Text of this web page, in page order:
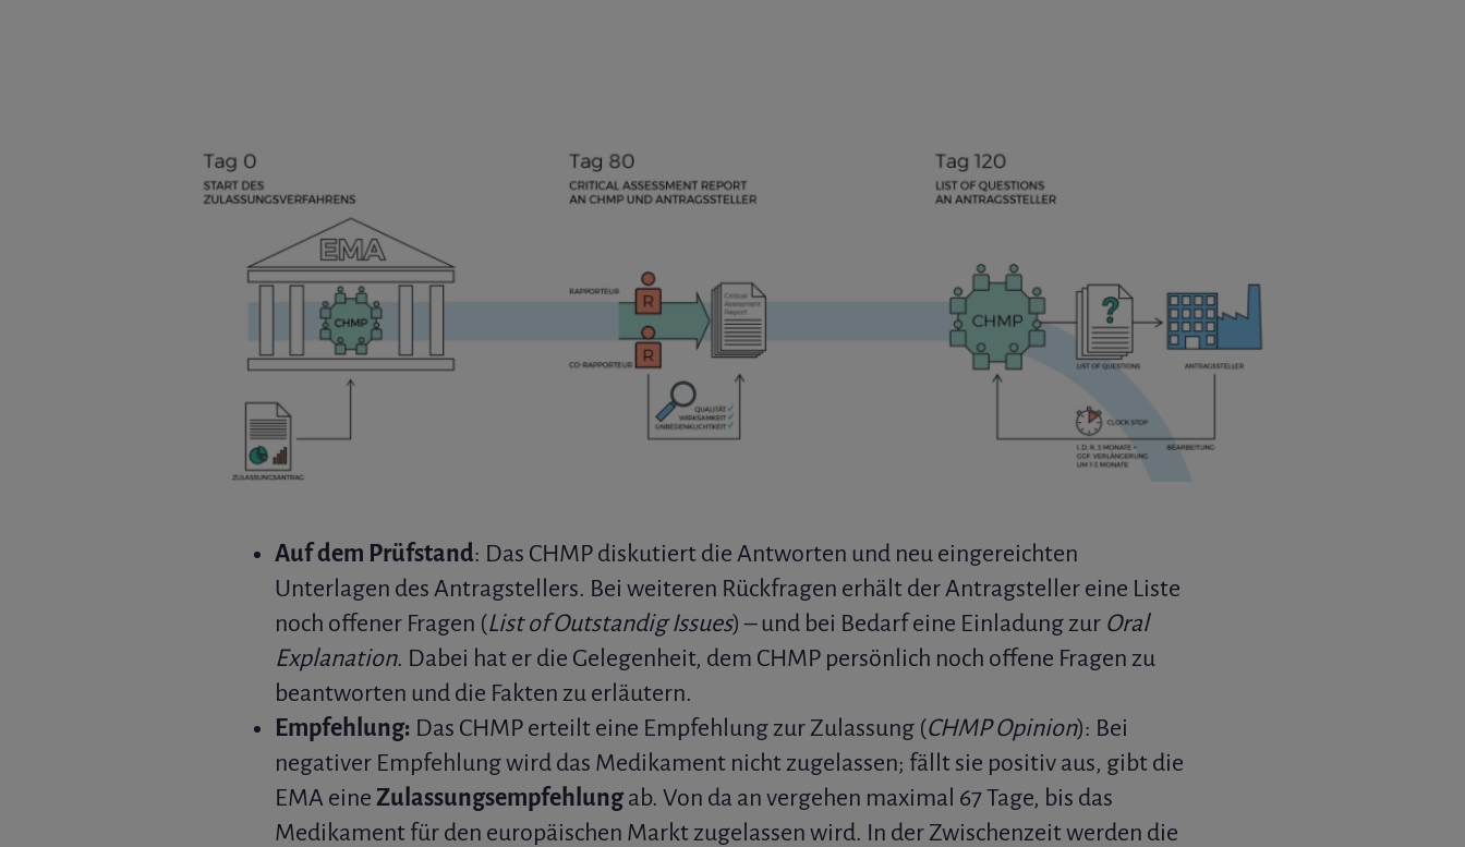
Auf dem Prüfstand: Das CHMP diskutiert die Antworten und neu eingereichten
Unterlagen des Antragstellers. Bei weiteren Rückfragen erhält der Antragsteller eine Liste
noch offener Fragen (List of Outstandig Issues) – und bei Bedarf eine Einladung zur Oral
Explanation. Dabei hat er die Gelegenheit, dem CHMP persönlich noch offene Fragen zu
beantworten und die Fakten zu erläutern.
Empfehlung: Das CHMP erteilt eine Empfehlung zur Zulassung (CHMP Opinion): Bei
negativer Empfehlung wird das Medikament nicht zugelassen; fällt sie positiv aus, gibt die
EMA eine Zulassungsempfehlung ab. Von da an vergehen maximal 67 Tage, bis das
Medikament für den europäischen Markt zugelassen wird. In der Zwischenzeit werden die